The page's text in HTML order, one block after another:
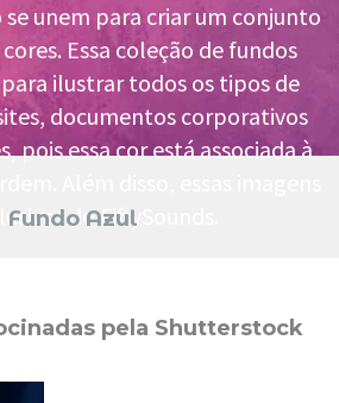
unem para criar um conjunto
Essa coleção de fundos
ilustrar todos os tipos de
documentos corporativos
pois essa cor está associada à
do FiftySounds.
Fundo Azul
pela Shutterstock